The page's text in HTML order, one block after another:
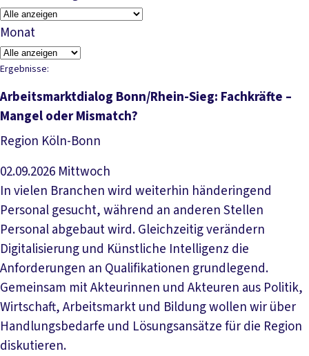
Monat
Ergebnisse:
Arbeitsmarktdialog Bonn/Rhein-Sieg: Fachkräfte –
Mangel oder Mismatch?
Region Köln-Bonn
02.09.2026 Mittwoch
In vielen Branchen wird weiterhin händeringend
Personal gesucht, während an anderen Stellen
Personal abgebaut wird. Gleichzeitig verändern
Digitalisierung und Künstliche Intelligenz die
Anforderungen an Qualifikationen grundlegend.
Gemeinsam mit Akteurinnen und Akteuren aus Politik,
Wirtschaft, Arbeitsmarkt und Bildung wollen wir über
Handlungsbedarfe und Lösungsansätze für die Region
diskutieren.